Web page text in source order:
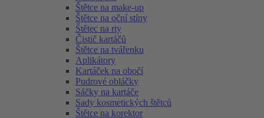
Štětce na make-up
Štětce na oční stíny
Štětec na rty
Čistič kartáčů
Štětce na tvářenku
Aplikátory
Kartáček na obočí
Pudrové obláčky
Sáčky na kartáče
Sady kosmetických štětců
Štětce na korektor